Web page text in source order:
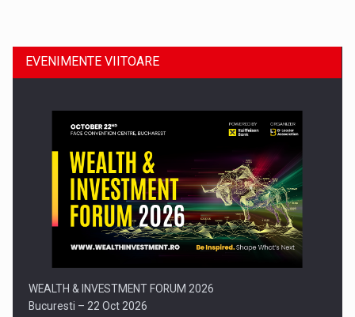
Comunicat de presa: Joburile part-time reincep sa intre pe…
EVENIMENTE VIITOARE
WEALTH & INVESTMENT FORUM 2026
Bucuresti – 22 Oct 2026